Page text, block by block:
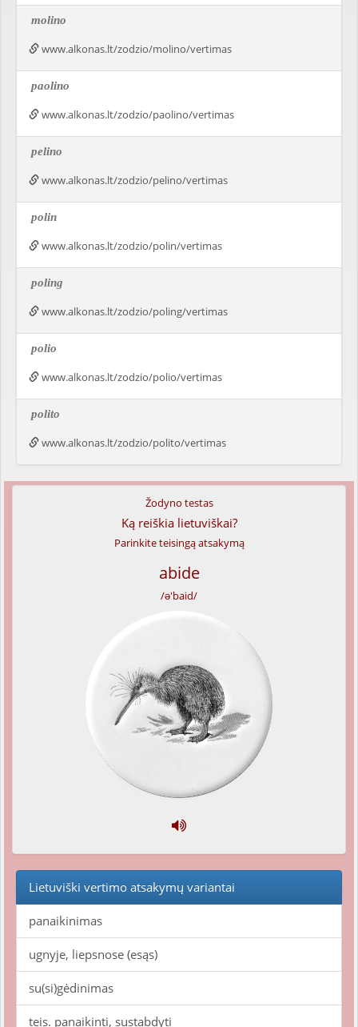
molino
www.alkonas.lt/zodzio/molino/vertimas
paolino
www.alkonas.lt/zodzio/paolino/vertimas
pelino
www.alkonas.lt/zodzio/pelino/vertimas
polin
www.alkonas.lt/zodzio/polin/vertimas
poling
www.alkonas.lt/zodzio/poling/vertimas
polio
www.alkonas.lt/zodzio/polio/vertimas
polito
www.alkonas.lt/zodzio/polito/vertimas
Žodyno testas
Ką reiškia lietuviškai?
Parinkite teisingą atsakymą
abide
/ə'baid/
Lietuviški vertimo atsakymų variantai
panaikinimas
ugnyje, liepsnose (esąs)
su(si)gėdinimas
teis. panaikinti, sustabdyti